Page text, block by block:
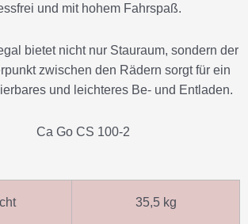
und mit hohem Fahrspaß.
bietet nicht nur Stauraum, sondern der
zwischen den Rädern sorgt für ein
und leichteres Be- und Entladen.
35,5 kg